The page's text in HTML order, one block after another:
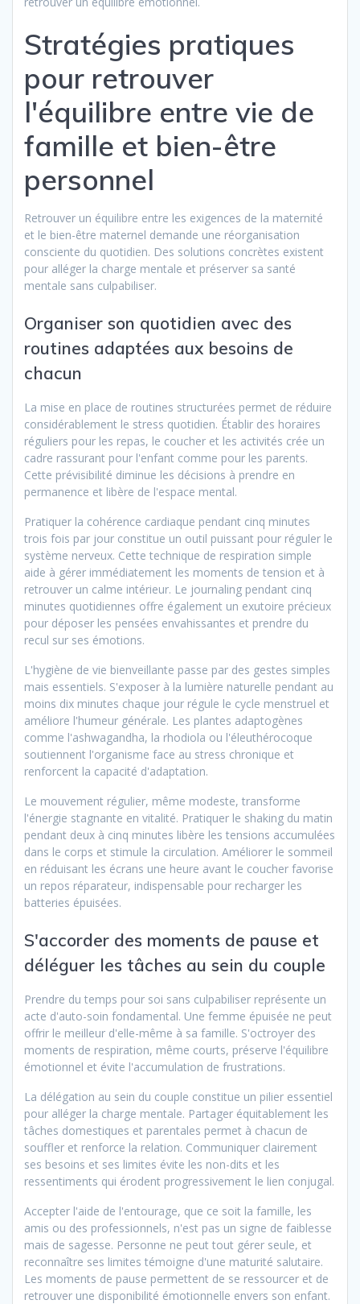
Stratégies pratiques
pour retrouver
l'équilibre entre vie de
famille et bien-être
personnel
Retrouver un équilibre entre les exigences de la maternité
et le bien-être maternel demande une réorganisation
consciente du quotidien. Des solutions concrètes existent
pour alléger la charge mentale et préserver sa santé
mentale sans culpabiliser.
Organiser son quotidien avec des
routines adaptées aux besoins de
chacun
La mise en place de routines structurées permet de réduire
considérablement le stress quotidien. Établir des horaires
réguliers pour les repas, le coucher et les activités crée un
cadre rassurant pour l'enfant comme pour les parents.
Cette prévisibilité diminue les décisions à prendre en
permanence et libère de l'espace mental.
Pratiquer la cohérence cardiaque pendant cinq minutes
trois fois par jour constitue un outil puissant pour réguler le
système nerveux. Cette technique de respiration simple
aide à gérer immédiatement les moments de tension et à
retrouver un calme intérieur. Le journaling pendant cinq
minutes quotidiennes offre également un exutoire précieux
pour déposer les pensées envahissantes et prendre du
recul sur ses émotions.
L'hygiène de vie bienveillante passe par des gestes simples
mais essentiels. S'exposer à la lumière naturelle pendant au
moins dix minutes chaque jour régule le cycle menstruel et
améliore l'humeur générale. Les plantes adaptogènes
comme l'ashwagandha, la rhodiola ou l'éleuthérocoque
soutiennent l'organisme face au stress chronique et
renforcent la capacité d'adaptation.
Le mouvement régulier, même modeste, transforme
l'énergie stagnante en vitalité. Pratiquer le shaking du matin
pendant deux à cinq minutes libère les tensions accumulées
dans le corps et stimule la circulation. Améliorer le sommeil
en réduisant les écrans une heure avant le coucher favorise
un repos réparateur, indispensable pour recharger les
batteries épuisées.
S'accorder des moments de pause et
déléguer les tâches au sein du couple
Prendre du temps pour soi sans culpabiliser représente un
acte d'auto-soin fondamental. Une femme épuisée ne peut
offrir le meilleur d'elle-même à sa famille. S'octroyer des
moments de respiration, même courts, préserve l'équilibre
émotionnel et évite l'accumulation de frustrations.
La délégation au sein du couple constitue un pilier essentiel
pour alléger la charge mentale. Partager équitablement les
tâches domestiques et parentales permet à chacun de
souffler et renforce la relation. Communiquer clairement
ses besoins et ses limites évite les non-dits et les
ressentiments qui érodent progressivement le lien conjugal.
Accepter l'aide de l'entourage, que ce soit la famille, les
amis ou des professionnels, n'est pas un signe de faiblesse
mais de sagesse. Personne ne peut tout gérer seule, et
reconnaître ses limites témoigne d'une maturité salutaire.
Les moments de pause permettent de se ressourcer et de
retrouver une disponibilité émotionnelle envers son enfant.